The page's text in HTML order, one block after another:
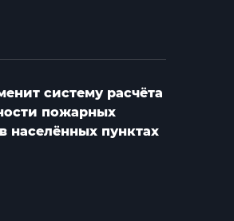
систему расчёта
пожарных
населённых пунктах